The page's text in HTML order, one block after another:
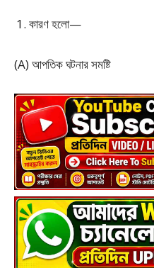
কারণ হলো—
(A) আপতিক ঘটনার সমষ্টি